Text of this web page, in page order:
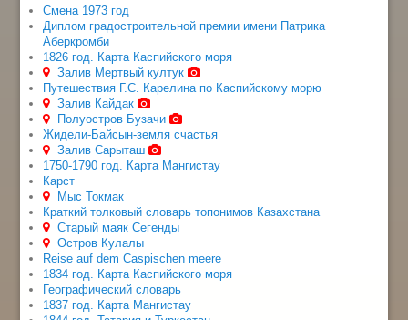
Смена 1973 год
Диплом градостроительной премии имени Патрика
Аберкромби
1826 год. Карта Каспийского моря
Залив Мертвый култук
Путешествия Г.С. Карелина по Каспийскому морю
Залив Кайдак
Полуостров Бузачи
Жидели-Байсын-земля счастья
Залив Сарыташ
1750-1790 год. Карта Мангистау
Карст
Мыс Токмак
Краткий толковый словарь топонимов Казахстана
Старый маяк Сегенды
Остров Кулалы
Reise auf dem Caspischen meere
1834 год. Карта Каспийского моря
Географический словарь
1837 год. Карта Мангистау